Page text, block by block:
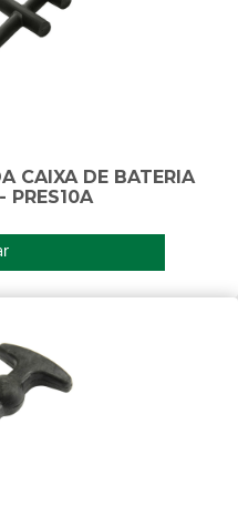
CAIXA DE BATERIA
PRES10A